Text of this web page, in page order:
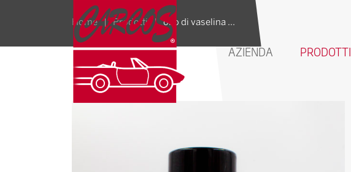
AZIENDA PRODOTTI
Home | Prodotti | olio di vaselina spray